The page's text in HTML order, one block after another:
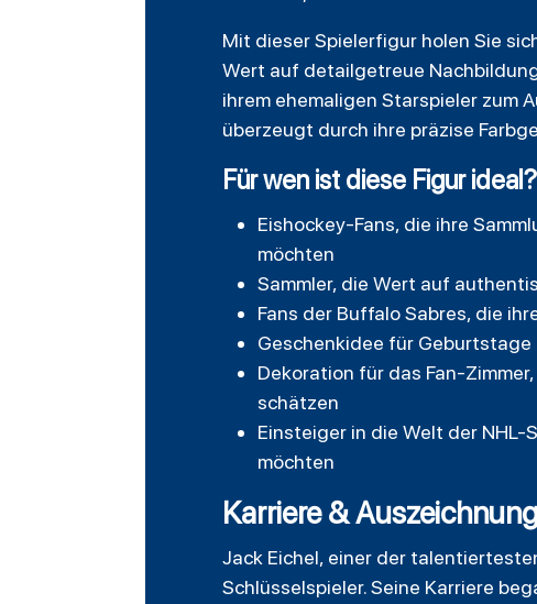
Mit dieser Spielerfigur holen Sie
Wert auf detailgetreue
ihrem ehemaligen Starspieler zum
überzeugt durch ihre präzise
Für wen ist diese Figur ideal?
Eishockey-Fans, die ihre
möchten
Sammler, die Wert auf
Fans der Buffalo Sabres, die
Geschenkidee für
Dekoration für das Fan-
schätzen
Einsteiger in die Welt der NHL-
möchten
Karriere &
Jack Eichel, einer der
Schlüsselspieler. Seine Karriere